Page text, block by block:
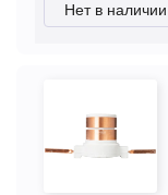
Нет в наличии